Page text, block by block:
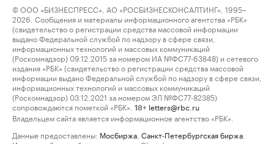
© ООО «БИЗНЕСПРЕСС», АО «РОСБИЗНЕСКОНСАЛТИНГ», 1995–
2026. Сообщения и материалы информационного агентства «РБК»
(свидетельство о регистрации средства массовой информации
выдано Федеральной службой по надзору в сфере связи,
информационных технологий и массовых коммуникаций
(Роскомнадзор) 09.12.2015 за номером ИА №ФС77-63848) и сетевого
издания «РБК» (свидетельство о регистрации средства массовой
информации выдано Федеральной службой по надзору в сфере связи,
информационных технологий и массовых коммуникаций
(Роскомнадзор) 03.12.2021 за номером ЭЛ №ФС77-82385)
сопровождаются пометкой «РБК».
18+ letters@rbc.ru
Владельцем сайта является информационное агентство «РБК».
Данные предоставлены: Мосбиржа Санкт-Петербургская биржа